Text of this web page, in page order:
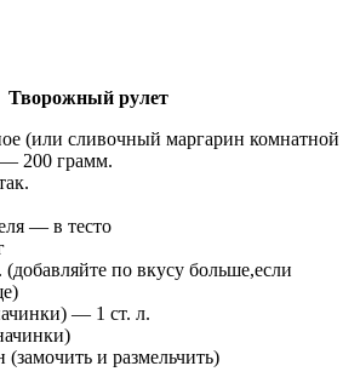
Творожный рулет
(или сливочный маргарин комнатной
200 грамм.
— в тесто
по вкусу больше,если
— 1 ст. л.
(замочить и размельчить)